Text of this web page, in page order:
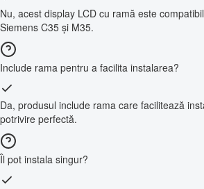
Nu, acest display LCD cu ramă este
Siemens C35 și M35.
Include rama pentru a facilita instalarea?
Da, produsul include rama care facilitează
potrivire perfectă.
Îl pot instala singur?